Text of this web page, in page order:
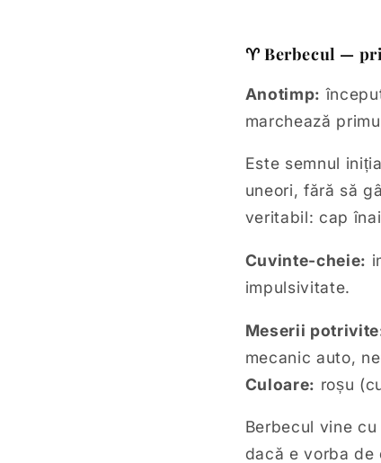
♈ Berbecul —
Anotimp:
marchează
Este semnul
uneori, fără să
veritabil: cap
Cuvinte-cheie:
impulsivitate.
Meserii
mecanic auto,
Culoare: roșu
Berbecul vine
dacă e vorba de